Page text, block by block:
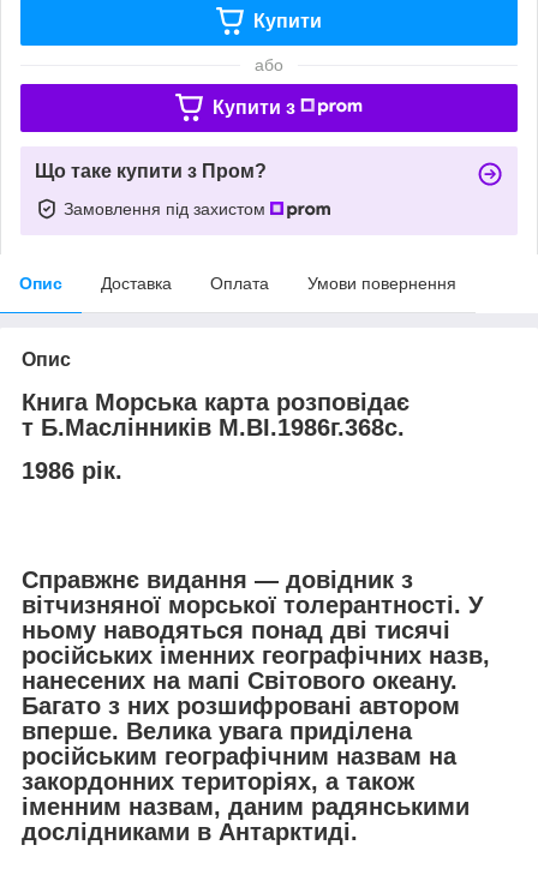
Купити
або
Купити з
Що таке купити з Пром?
Замовлення під захистом
Опис Доставка Оплата Умови повернення
Опис
Книга Морська карта розповідає
т Б.Маслінників М.ВІ.1986г.368с.
1986 рік.
Справжнє видання — довідник з
вітчизняної морської толерантності. У
ньому наводяться понад дві тисячі
російських іменних географічних назв,
нанесених на мапі Світового океану.
Багато з них розшифровані автором
вперше. Велика увага приділена
російським географічним назвам на
закордонних територіях, а також
іменним назвам, даним радянськими
дослідниками в Антарктиді.